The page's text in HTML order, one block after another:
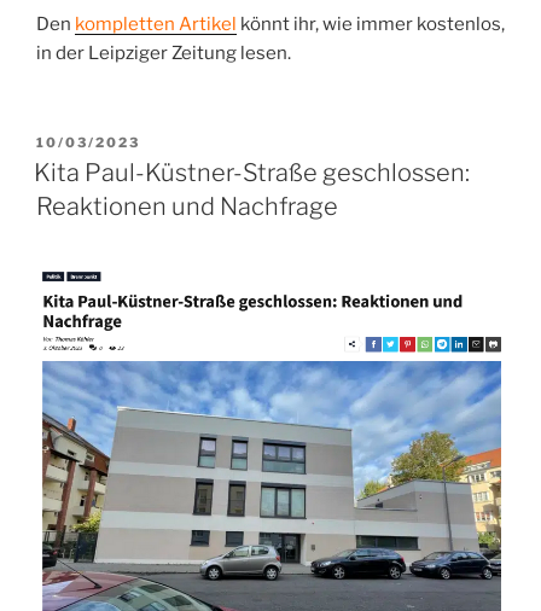
Den kompletten Artikel könnt ihr, wie immer kostenlos,
in der Leipziger Zeitung lesen.
VERÖFFENTLICHT
AM
10/03/2023
Kita Paul-Küstner-Straße geschlossen:
Reaktionen und Nachfrage